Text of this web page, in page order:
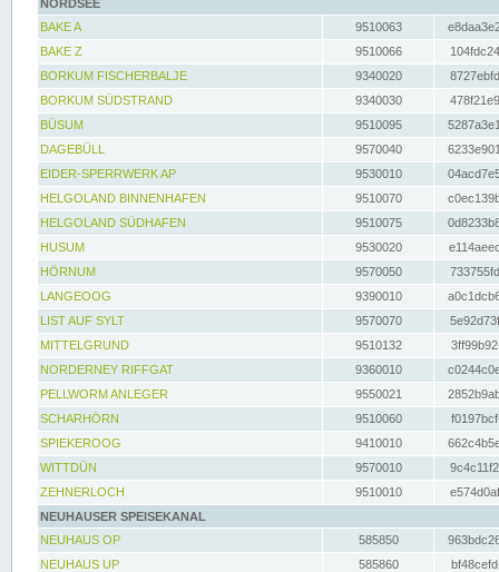
NORDSEE
BAKE A
9510063
BAKE Z
9510066
BORKUM FISCHERBALJE
9340020
BORKUM SÜDSTRAND
9340030
BÜSUM
9510095
DAGEBÜLL
9570040
EIDER-SPERRWERK AP
9530010
HELGOLAND BINNENHAFEN
9510070
HELGOLAND SÜDHAFEN
9510075
HUSUM
9530020
HÖRNUM
9570050
LANGEOOG
9390010
LIST AUF SYLT
9570070
MITTELGRUND
9510132
NORDERNEY RIFFGAT
9360010
PELLWORM ANLEGER
9550021
SCHARHÖRN
9510060
SPIEKEROOG
9410010
WITTDÜN
9570010
ZEHNERLOCH
9510010
NEUHAUSER SPEISEKANAL
NEUHAUS OP
585850
NEUHAUS UP
585860